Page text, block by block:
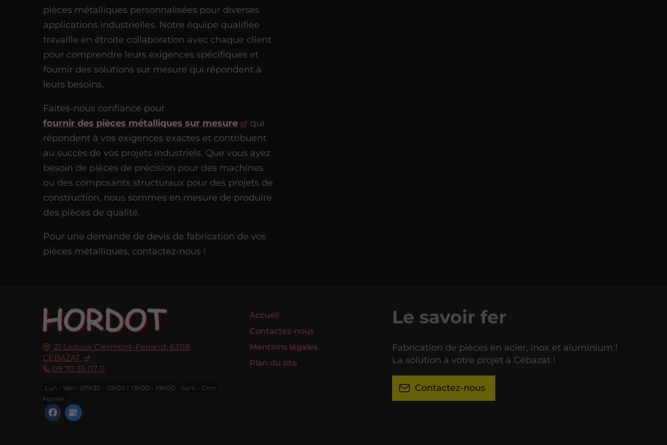
pièces métalliques personnalisées pour diverses
applications industrielles. Notre équipe qualifiée
travaille en étroite collaboration avec chaque client
pour comprendre leurs exigences spécifiques et
fournir des solutions sur mesure qui répondent à
leurs besoins.
Faites-nous confiance pour
fournir des pièces métalliques sur mesure
qui
répondent à vos exigences exactes et contribuent
au succès de vos projets industriels. Que vous ayez
besoin de pièces de précision pour des machines
ou des composants structuraux pour des projets de
construction, nous sommes en mesure de produire
des pièces de qualité.
Pour une demande de devis de fabrication de vos
pièces métalliques, contactez-nous !
Zi Ladoux Clermont-Ferrand, 63118
CEBAZAT
09 70 35 07 11
Lun - Ven : 07h30 - 12h00 | 13h00 - 19h00
Sam - Dim :
Fermé
Accueil
Contactez-nous
Mentions légales
Plan du site
Le savoir fer
Fabrication de pièces en acier, inox et aluminium !
La solution à votre projet à Cébazat !
Contactez-nous